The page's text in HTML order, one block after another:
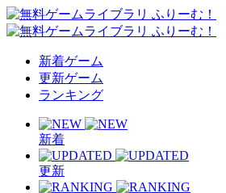
新着ゲーム
更新ゲーム
ランキング
新着
更新